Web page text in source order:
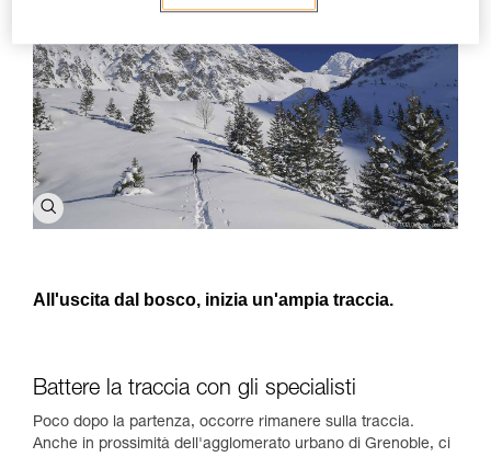
All'uscita dal bosco, inizia un'ampia traccia.
Battere la traccia con gli specialisti
Poco dopo la partenza, occorre rimanere sulla traccia.
Anche in prossimità dell'agglomerato urbano di Grenoble, ci